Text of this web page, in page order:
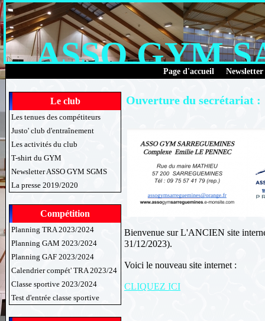
ASSO GYM
Page d'accueil Newsletter
Le club
Les tenues des compétiteurs
Justo' club d'entraînement
Les activités du club
T-shirt du GYM
Newsletter ASSO GYM SGMS
La presse 2019/2020
Compétition
Planning TRA 2023/2024
Planning GAM 2023/2024
Planning GAF 2023/2024
Calendrier compét' TRA 2023/24
Classe sportive 2023/2024
Test d'entrée classe sportive
Ouverture du secrétariat :
Bienvenue sur L'ANCIEN site
31/12/2023).
Voici le nouveau site internet :
CLIQUEZ ICI